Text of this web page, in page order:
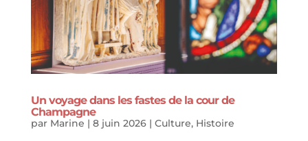
Un voyage dans les fastes de la cour de
Champagne
par Marine | 8 juin 2026| Culture, Histoire